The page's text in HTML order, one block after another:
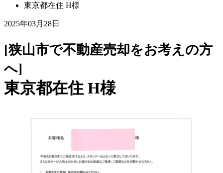
東京都在住 H様
2025年03月28日
[狭山市で不動産売却をお考えの方
へ]
東京都在住 H様